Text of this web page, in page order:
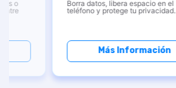
o
Borra datos, libera espacio en el
teléfono y protege tu privacidad.
Más Información